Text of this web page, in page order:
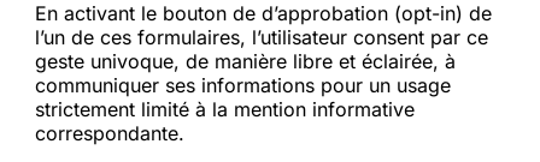
En activant le bouton de d’approbation (opt-in) de
l’un de ces formulaires, l’utilisateur consent par ce
geste univoque, de manière libre et éclairée, à
communiquer ses informations pour un usage
strictement limité à la mention informative
correspondante.